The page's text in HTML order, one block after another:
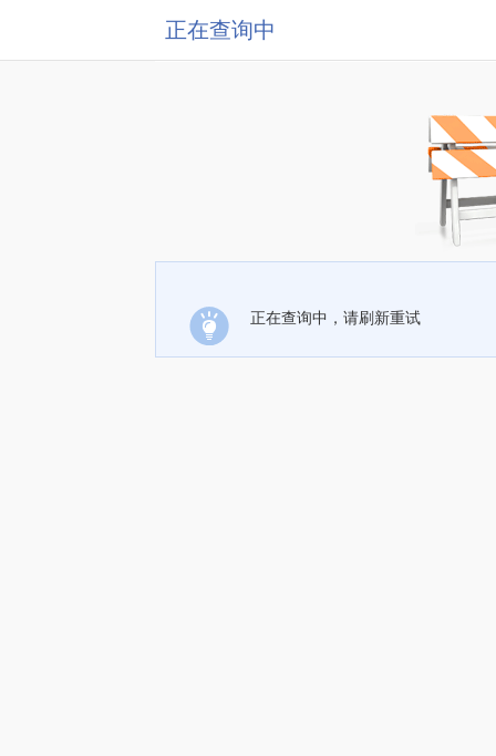
正在查询中
正在查询中，请刷新重试